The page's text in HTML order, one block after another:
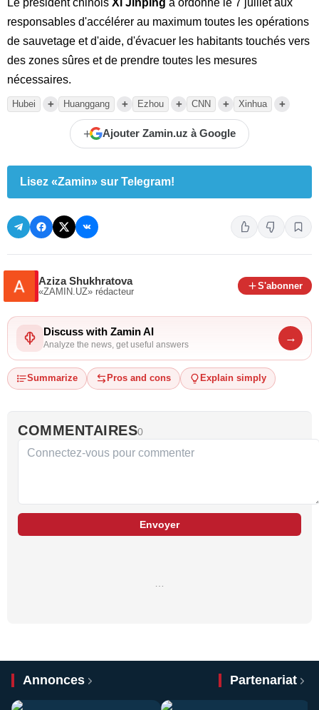
responsables d'accélérer au maximum toutes les opérations
de sauvetage et d'aide, d'évacuer les habitants touchés vers
des zones sûres et de prendre toutes les mesures
nécessaires.
Hubei + Huanggang + Ezhou + CNN + Xinhua +
+ Ajouter Zamin.uz à Google
Lisez «Zamin» sur Telegram!
Aziza Shukhratova
«ZAMIN.UZ» rédacteur
S'abonner
Discuss with Zamin AI
Analyze the news, get useful answers
→
Summarize Pros and cons Explain simply
COMMENTAIRES0
Envoyer
Annonces Partenariat